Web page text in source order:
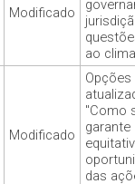
Modificado
ao
Modificado
"Como
garante
das